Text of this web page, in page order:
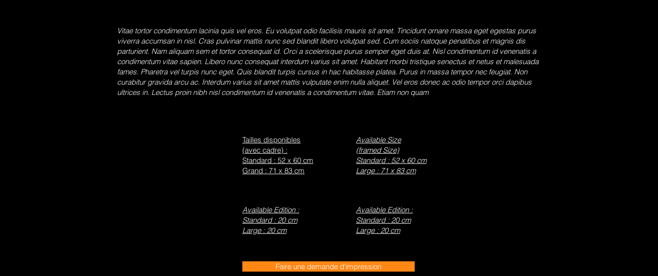
Vitae tortor condimentum lacinia quis vel eros. Eu volutpat odio facilisis mauris sit amet. Tincidunt ornare massa eget egestas purus
viverra accumsan in nisl. Cras pulvinar mattis nunc sed blandit libero volutpat sed. Cum sociis natoque penatibus et magnis dis
parturient. Nam aliquam sem et tortor consequat id. Orci a scelerisque purus semper eget duis at. Nisl condimentum id venenatis a
condimentum vitae sapien. Libero nunc consequat interdum varius sit amet. Habitant morbi tristique senectus et netus et malesuada
fames. Pharetra vel turpis nunc eget. Quis blandit turpis cursus in hac habitasse platea. Purus in massa tempor nec feugiat. Non
curabitur gravida arcu ac. Interdum varius sit amet mattis vulputate enim nulla aliquet. Vel eros donec ac odio tempor orci dapibus
ultrices in. Lectus proin nibh nisl condimentum id venenatis a condimentum vitae. Etiam non quam
Tailles disponibles
(avec cadre) :
Standard : 52 x 60 cm
Grand : 71 x 83 cm
Available Size
(framed Size)
Standard : 52 x 60 cm
Large : 71 x 83 cm
Available Edition :
Standard : 20 cm
Large : 20 cm
Available Edition :
Standard : 20 cm
Large : 20 cm
Faire une demande d'impression